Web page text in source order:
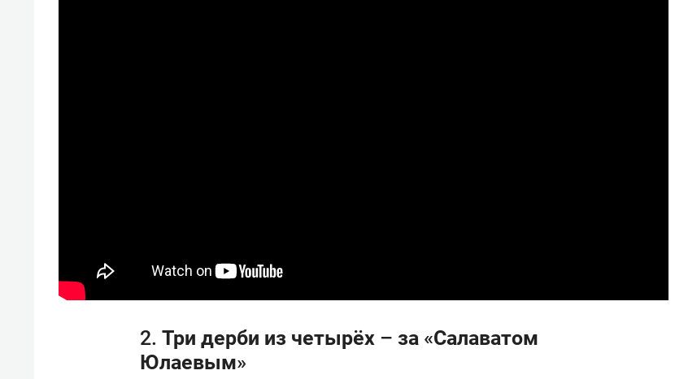
2. Три дерби из четырёх – за «Салаватом
Юлаевым»